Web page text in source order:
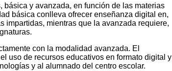
básica y avanzada, en función de las materias
básica conlleva ofrecer enseñanza digital en,
impartidas, mientras que la avanzada requiere,
con la modalidad avanzada. El
uso de recursos educativos en formato digital y
y al alumnado del centro escolar.